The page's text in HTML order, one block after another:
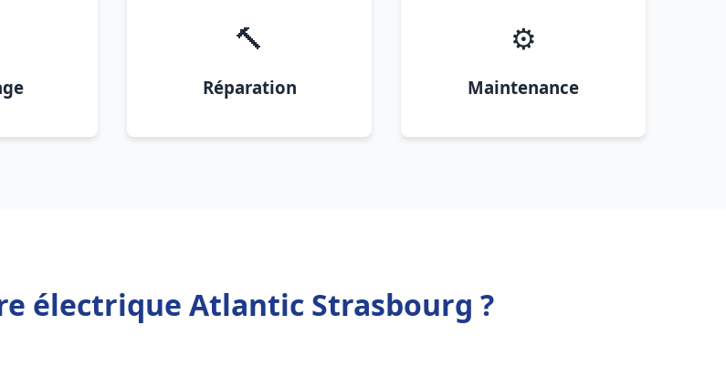
🔨
Réparation
⚙️
Maintenance
électrique Atlantic Strasbourg ?